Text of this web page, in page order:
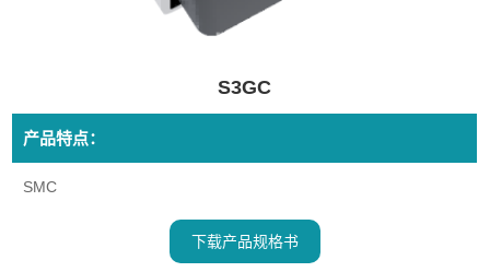
S3GC
产品特点：
SMC
下载产品规格书